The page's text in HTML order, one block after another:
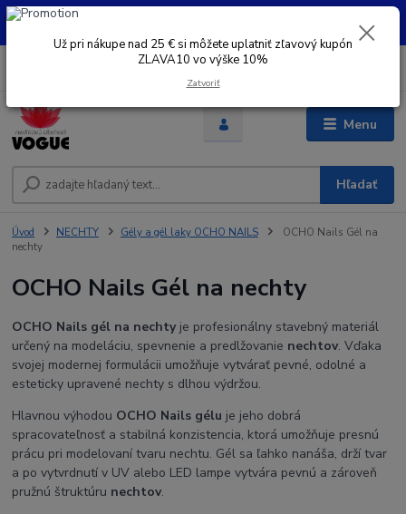
UŽ PRI NÁKUPE OD 30 € SI MOŽETE UPLATNIŤ ZĽAVOVÝ KUPÓN -
Menu
EUR
Hľadať
Úvod NECHTY Gély a gél laky OCHO NAILS
OCHO Nails Gél na
nechty
OCHO Nails Gél na nechty
OCHO Nails gél na nechty je profesionálny stavebný materiál
určený na modeláciu, spevnenie a predlžovanie nechtov. Vďaka
svojej modernej formulácii umožňuje vytvárať pevné, odolné a
esteticky upravené nechty s dlhou výdržou.
Hlavnou výhodou OCHO Nails gélu je jeho dobrá
spracovateľnosť a stabilná konzistencia, ktorá umožňuje presnú
prácu pri modelovaní tvaru nechtu. Gél sa ľahko nanáša, drží tvar
a po vytvrdnutí v UV alebo LED lampe vytvára pevnú a zároveň
pružnú štruktúru nechtov.
Už pri nákupe nad 25 € si môžete uplatniť zľavový kupón
ZLAVA10 vo výške 10%
Zatvoriť